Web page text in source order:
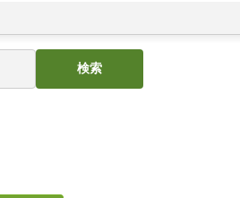
検索